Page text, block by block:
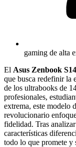
gaming de alta
El Asus Zenbook
que busca redefinir la
de los ultrabooks de
profesionales,
extrema, este modelo
revolucionario
fidelidad. Tras
características
todo lo que promete y